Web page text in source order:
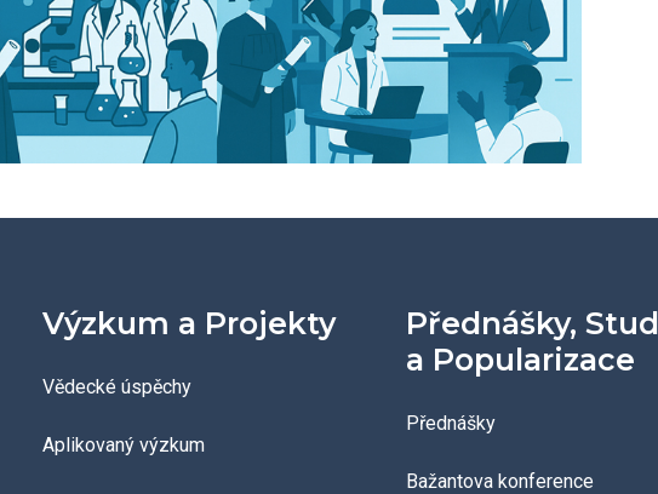
Výzkum a Projekty
Vědecké úspěchy
Aplikovaný výzkum
Přednášky,
a Popularizace
Přednášky
Bažantova konference